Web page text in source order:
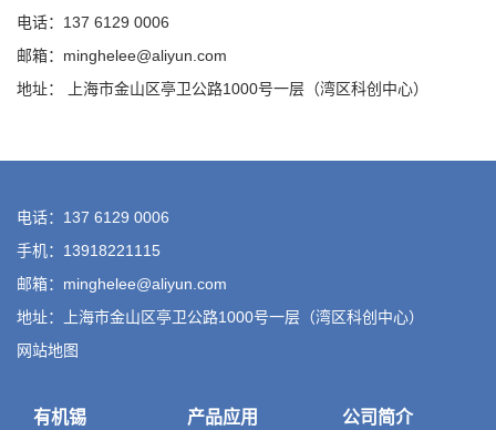
电话：137 6129 0006
邮箱：minghelee@aliyun.com
地址： 上海市金山区亭卫公路1000号一层（湾区科创中心）
电话：137 6129 0006
手机：13918221115
邮箱：minghelee@aliyun.com
地址：上海市金山区亭卫公路1000号一层（湾区科创中心）
网站地图
有机锡 产品应用 公司简介